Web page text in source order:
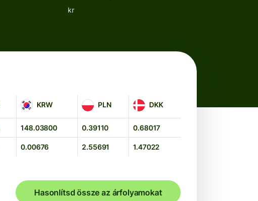
kr
KRW
KRW PLN
PLN DKK
DKK
148.03800 0.39110 0.68017
0.00676 2.55691 1.47022
Hasonlítsd össze az árfolyamokat